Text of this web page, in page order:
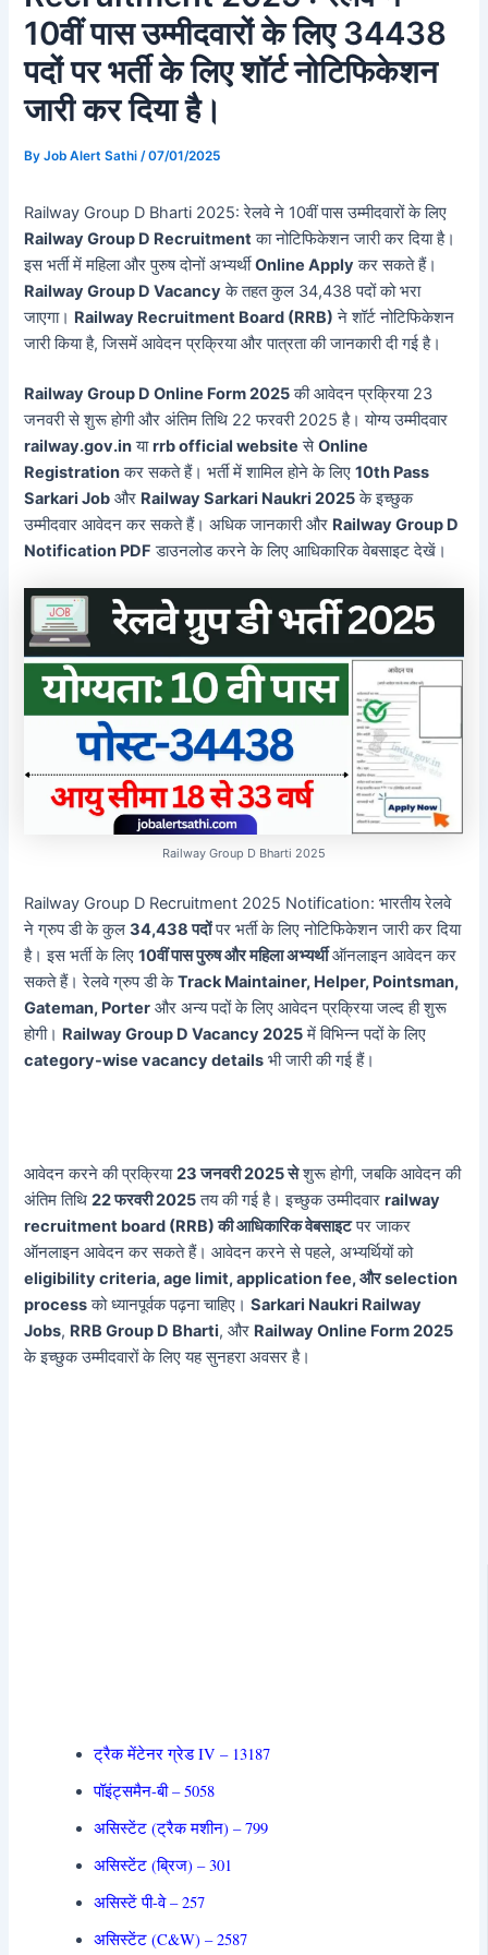
10वीं पास उम्मीदवारों के लिए 34438
पदों पर भर्ती के लिए शॉर्ट नोटिफिकेशन
जारी कर दिया है।
ByJob Alert Sathi /07/01/2025
Railway Group D Bharti 2025: रेलवे ने 10वीं पास उम्मीदवारों के लिए
Railway Group D Recruitmentका नोटिफिकेशन जारी कर दिया है।
इस भर्ती में महिला और पुरुष दोनों अभ्यर्थीOnline Apply कर सकते हैं।
Railway Group D Vacancy के तहत कुल 34,438 पदों को भरा
जाएगा। Railway Recruitment Board (RRB) ने शॉर्ट नोटिफिकेशन
जारी किया है, जिसमें आवेदन प्रक्रिया और पात्रता की जानकारी दी गई है।
Railway Group D Online Form 2025की आवेदन प्रक्रिया 23
जनवरी से शुरू होगी और अंतिम तिथि 22 फरवरी 2025 है। योग्य उम्मीदवार
railway.gov.inयाrrb official website सेOnline
Registrationकर सकते हैं। भर्ती में शामिल होने के लिए10th Pass
Sarkari Job और Railway Sarkari Naukri 2025के इच्छुक
उम्मीदवार आवेदन कर सकते हैं। अधिक जानकारी और Railway Group D
Notification PDF डाउनलोड करने के लिए आधिकारिक वेबसाइट देखें।
Railway Group D Bharti 2025
Railway Group D Recruitment 2025 Notification: भारतीय रेलवे
ने ग्रुप डी के कुल34,438 पदोंपर भर्ती के लिए नोटिफिकेशन जारी कर दिया
है। इस भर्ती के लिए10वीं पास पुरुष और महिला अभ्यर्थीऑनलाइन आवेदन कर
सकते हैं। रेलवे ग्रुप डी केTrack Maintainer, Helper, Pointsman,
Gateman, Porter और अन्य पदों के लिए आवेदन प्रक्रिया जल्द ही शुरू
होगी। Railway Group D Vacancy 2025में विभिन्न पदों के लिए
category-wise vacancy details भी जारी की गई हैं।
आवेदन करने की प्रक्रिया23 जनवरी 2025 सेशुरू होगी, जबकि आवेदन की
अंतिम तिथि22 फरवरी 2025तय की गई है। इच्छुक उम्मीदवारrailway
recruitment board (RRB) की आधिकारिक वेबसाइटपर जाकर
ऑनलाइन आवेदन कर सकते हैं। आवेदन करने से पहले, अभ्यर्थियों को
eligibility criteria, age limit, application fee, और selection
processको ध्यानपूर्वक पढ़ना चाहिए।Sarkari Naukri Railway
Jobs, RRB Group D Bharti, और Railway Online Form 2025
के इच्छुक उम्मीदवारों के लिए यह सुनहरा अवसर है।
ट्रैक मेंटेनर ग्रेड IV – 13187
पॉइंट्समैन-बी – 5058
असिस्टेंट (ट्रैक मशीन) – 799
असिस्टेंट (ब्रिज) – 301
असिस्टें पी-वे – 257
असिस्टेंट (C&W) – 2587